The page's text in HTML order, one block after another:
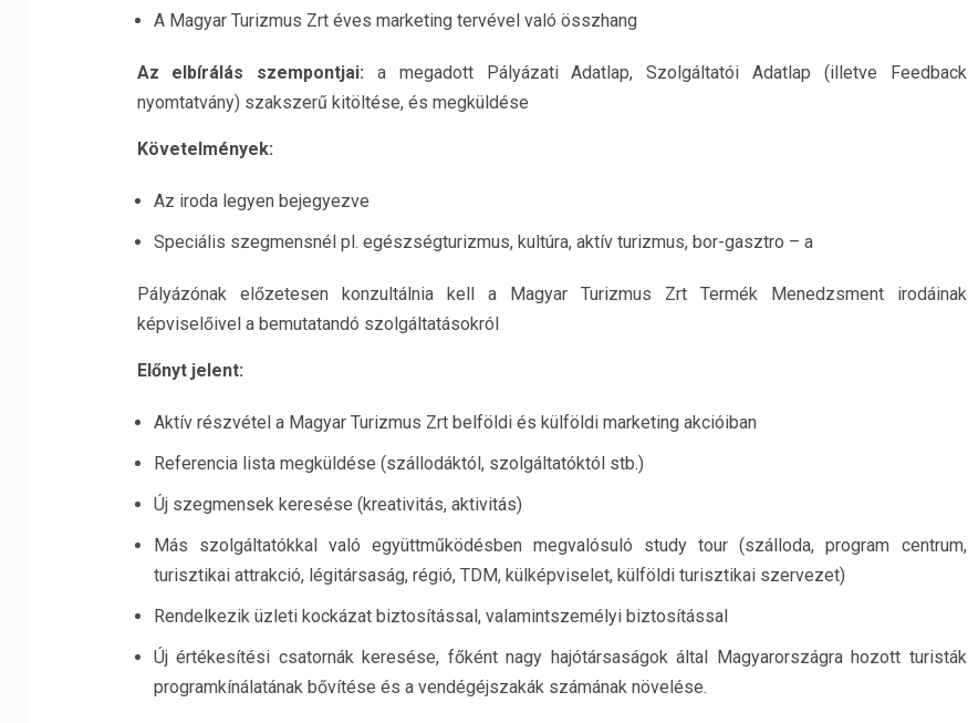
A Magyar Turizmus Zrt éves marketing tervével való összhang
Az elbírálás szempontjai: a megadott Pályázati Adatlap, Szolgáltatói Adatlap (illetve Feedback
nyomtatvány) szakszerű kitöltése, és megküldése
Követelmények:
Az iroda legyen bejegyezve
Speciális szegmensnél pl. egészségturizmus, kultúra, aktív turizmus, bor-gasztro – a
Pályázónak előzetesen konzultálnia kell a Magyar Turizmus Zrt Termék Menedzsment irodáinak
képviselőivel a bemutatandó szolgáltatásokról
Előnyt jelent:
Aktív részvétel a Magyar Turizmus Zrt belföldi és külföldi marketing akcióiban
Referencia lista megküldése (szállodáktól, szolgáltatóktól stb.)
Új szegmensek keresése (kreativitás, aktivitás)
Más szolgáltatókkal való együttműködésben megvalósuló study tour (szálloda, program centrum,
turisztikai attrakció, légitársaság, régió, TDM, külképviselet, külföldi turisztikai szervezet)
Rendelkezik üzleti kockázat biztosítással, valamintszemélyi biztosítással
Új értékesítési csatornák keresése, főként nagy hajótársaságok által Magyarországra hozott turisták
programkínálatának bővítése és a vendégéjszakák számának növelése.